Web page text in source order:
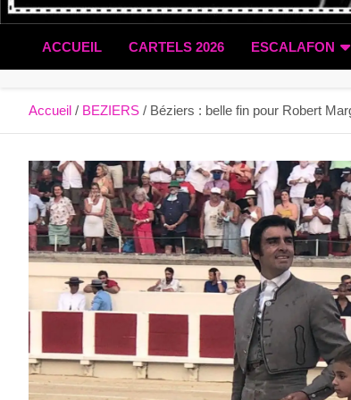
ACCUEIL CARTELS 2026 ESCALAFON
Accueil BEZIERS Béziers : belle fin pour Robert